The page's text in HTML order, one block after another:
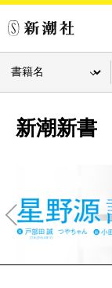
新潮新書
v